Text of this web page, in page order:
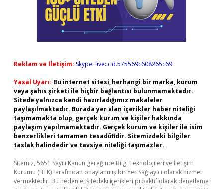
Reklam ve İletişim: Skype: live:.cid.575569c608265c69
Yasal Uyarı: Bu internet sitesi, herhangi bir marka, kurum
veya şahıs şirketi ile hiçbir bağlantısı bulunmamaktadır.
Sitede yalnızca kendi hazırladığımız makaleler
paylaşılmaktadır. Burada yer alan içerikler haber niteliği
taşımamakta olup, gerçek kurum ve kişiler hakkında
paylaşım yapılmamaktadır. Gerçek kurum ve kişiler ile isim
benzerlikleri tamamen tesadüfidir. Sitemizdeki bilgiler
taslak halindedir ve tavsiye niteliği taşımazlar.
Sitemiz, 5651 Sayılı Kanun gereğince Bilgi Teknolojileri ve İletişim
Kurumu (BTK) tarafından onaylanmış bir Yer Sağlayıcı olarak hizmet
vermektedir. Bu nedenle, sitedeki içerikleri proaktif olarak denetleme